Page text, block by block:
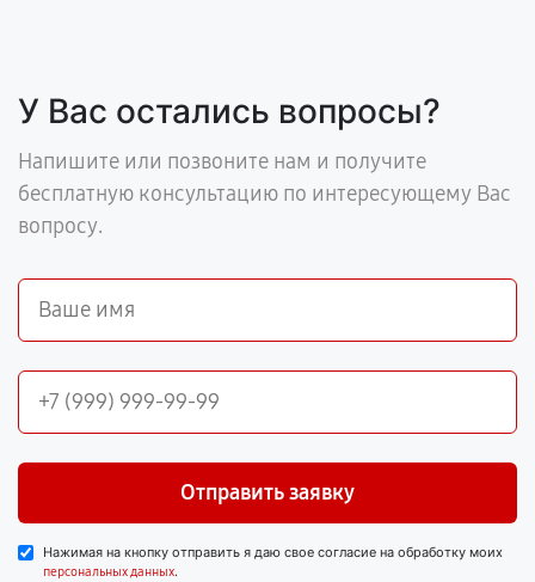
У Вас остались вопросы?
Напишите или позвоните нам и получите
бесплатную консультацию по интересующему Вас
вопросу.
Отправить заявку
Нажимая на кнопку отправить я даю свое согласие на обработку моих
персональных данных.